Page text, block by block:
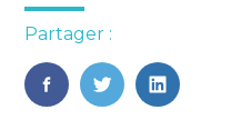
Partager :
FaceBook
TwitterLinkedIn